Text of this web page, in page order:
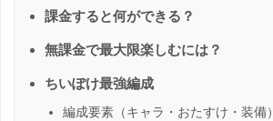
課金すると何ができる？
無課金で最大限楽しむには？
ちいぽけ最強編成
編成要素（キャラ・おたすけ・装備）